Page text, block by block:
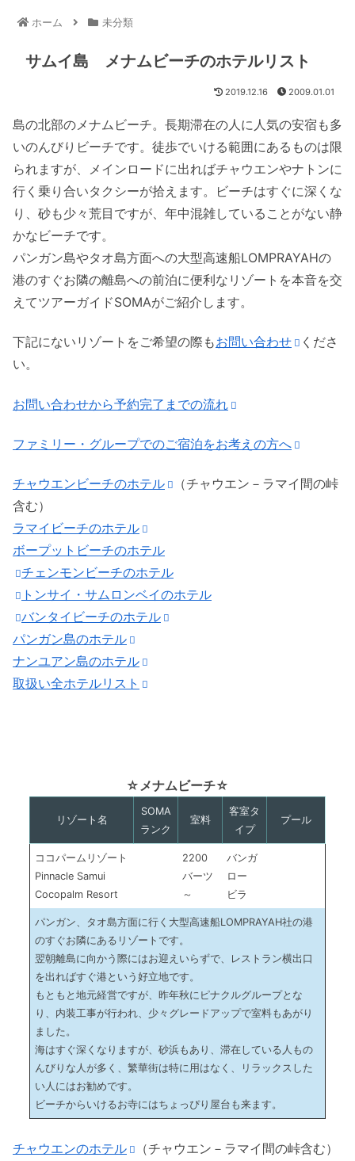
ホーム 未分類
サムイ島 メナムビーチのホテルリスト
2019.12.16 2009.01.01
島の北部のメナムビーチ。長期滞在の人に人気の安宿も多
いのんびりビーチです。徒歩でいける範囲にあるものは限
られますが、メインロードに出ればチャウエンやナトンに
行く乗り合いタクシーが拾えます。ビーチはすぐに深くな
り、砂も少々荒目ですが、年中混雑していることがない静
かなビーチです。
パンガン島やタオ島方面への大型高速船LOMPRAYAHの
港のすぐお隣の離島への前泊に便利なリゾートを本音を交
えてツアーガイドSOMAがご紹介します。
下記にないリゾートをご希望の際もお問い合わせ
くださ
い。
お問い合わせから予約完了までの流れ
ファミリー・グループでのご宿泊をお考えの方へ
チャウエンビーチのホテル
（チャウエン－ラマイ間の峠
含む）
ラマイビーチのホテル
ボープットビーチのホテル
チェンモンビーチのホテル
トンサイ・サムロンベイのホテル
バンタイビーチのホテル
パンガン島のホテル
ナンユアン島のホテル
取扱い全ホテルリスト
☆メナムビーチ☆
リゾート名
SOMA
ランク
室料
客室タ
イプ
プール
ココパームリゾート
Pinnacle Samui
Cocopalm Resort
2200
バーツ
～
バンガ
ロー
ビラ
パンガン、タオ島方面に行く大型高速船LOMPRAYAH社の港
のすぐお隣にあるリゾートです。
翌朝離島に向かう際にはお迎えいらずで、レストラン横出口
を出ればすぐ港という好立地です。
もともと地元経営ですが、昨年秋にピナクルグループとな
り、内装工事が行われ、少々グレードアップで室料もあがり
ました。
海はすぐ深くなりますが、砂浜もあり、滞在している人もの
んびりな人が多く、繁華街は特に用はなく、リラックスした
い人にはお勧めです。
ビーチからいけるお寺にはちょっぴり屋台も来ます。
チャウエンのホテル
（チャウエン－ラマイ間の峠含む）